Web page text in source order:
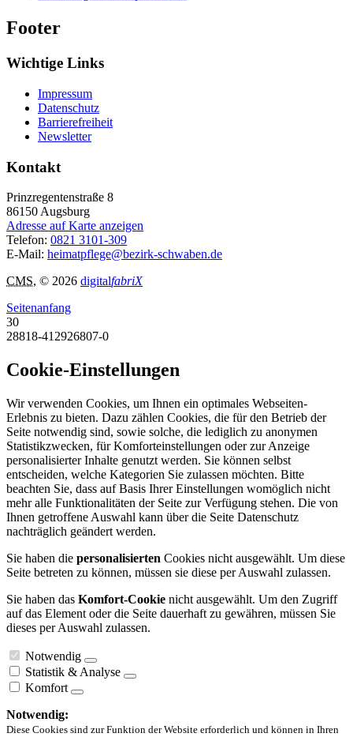
Footer
Wichtige Links
Impressum
Datenschutz
Barrierefreiheit
Newsletter
Kontakt
Prinzregentenstraße 8
86150Augsburg
Adresse auf Karte anzeigen
Telefon: 0821 3101-309
E-Mail: heimatpflege@bezirk-schwaben.de
CMS, © 2026 digitalfabriX
Seitenanfang
30
28818-412926807-0
Cookie-Einstellungen
Wir verwenden Cookies, um Ihnen ein optimales Webseiten-
Erlebnis zu bieten. Dazu zählen Cookies, die für den Betrieb der
Seite notwendig sind, sowie solche, die lediglich zu anonymen
Statistikzwecken, für Komforteinstellungen oder zur Anzeige
personalisierter Inhalte genutzt werden. Sie können selbst
entscheiden, welche Kategorien Sie zulassen möchten. Bitte
beachten Sie, dass auf Basis Ihrer Einstellungen womöglich nicht
mehr alle Funktionalitäten der Seite zur Verfügung stehen. Die von
Ihnen getroffene Auswahl kann über die Seite Datenschutz
nachträglich geändert werden.
Sie haben die personalisierten Cookies nicht ausgewählt. Um diese
Seite betreten zu können, müssen sie diese per Auswahl zulassen.
Sie haben das Komfort-Cookie nicht ausgewählt. Um den Zugriff
auf das Element oder die Seite dauerhaft zu gewähren, müssen Sie
dieses per Auswahl zulassen.
Notwendig
Statistik & Analyse
Komfort
Notwendig:
Diese Cookies sind zur Funktion der Website erforderlich und können in Ihren